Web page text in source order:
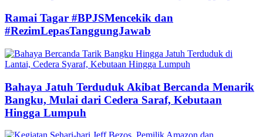
Ramai Tagar #BPJSMencekik dan
#RezimLepasTanggungJawab
Bahaya Jatuh Terduduk Akibat Bercanda Menarik
Bangku, Mulai dari Cedera Saraf, Kebutaan
Hingga Lumpuh